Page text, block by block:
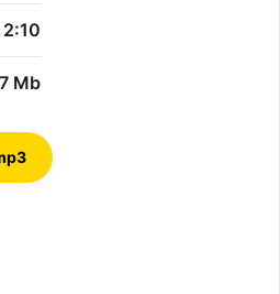
2:10
Mb